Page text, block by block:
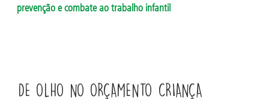
prevenção e combate ao trabalho infantil
DE OLHO NO ORÇAMENTO CRIANÇA